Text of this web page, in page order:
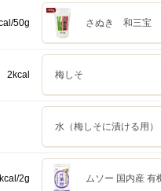
50g さぬき 和三宝
2kcal 梅しそ
水（梅しそに漬ける用）
2g ムソー 国内産 有